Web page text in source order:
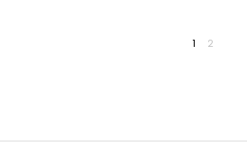
1 2